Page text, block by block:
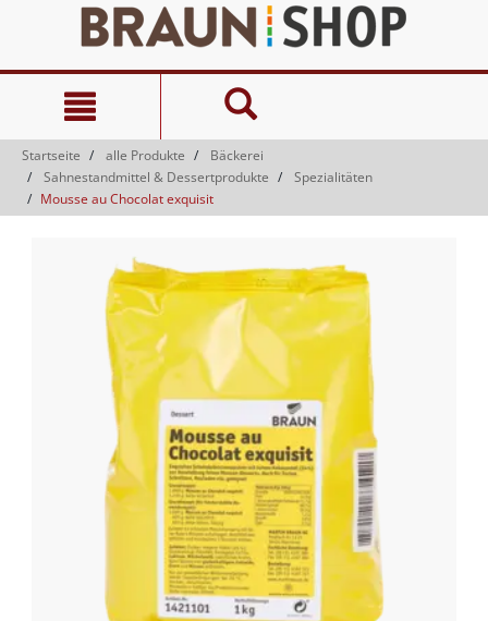
springen
Navigationsmenü
springen
Startseite alle Produkte
Bäckerei
Sahnestandmittel & Dessertprodukte
Spezialitäten
Mousse au Chocolat exquisit